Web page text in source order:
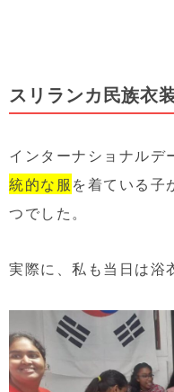
スリランカ民族衣
インターナショナルデ
統的な服 を着ている子
つでした。
実際に、私も当日は浴